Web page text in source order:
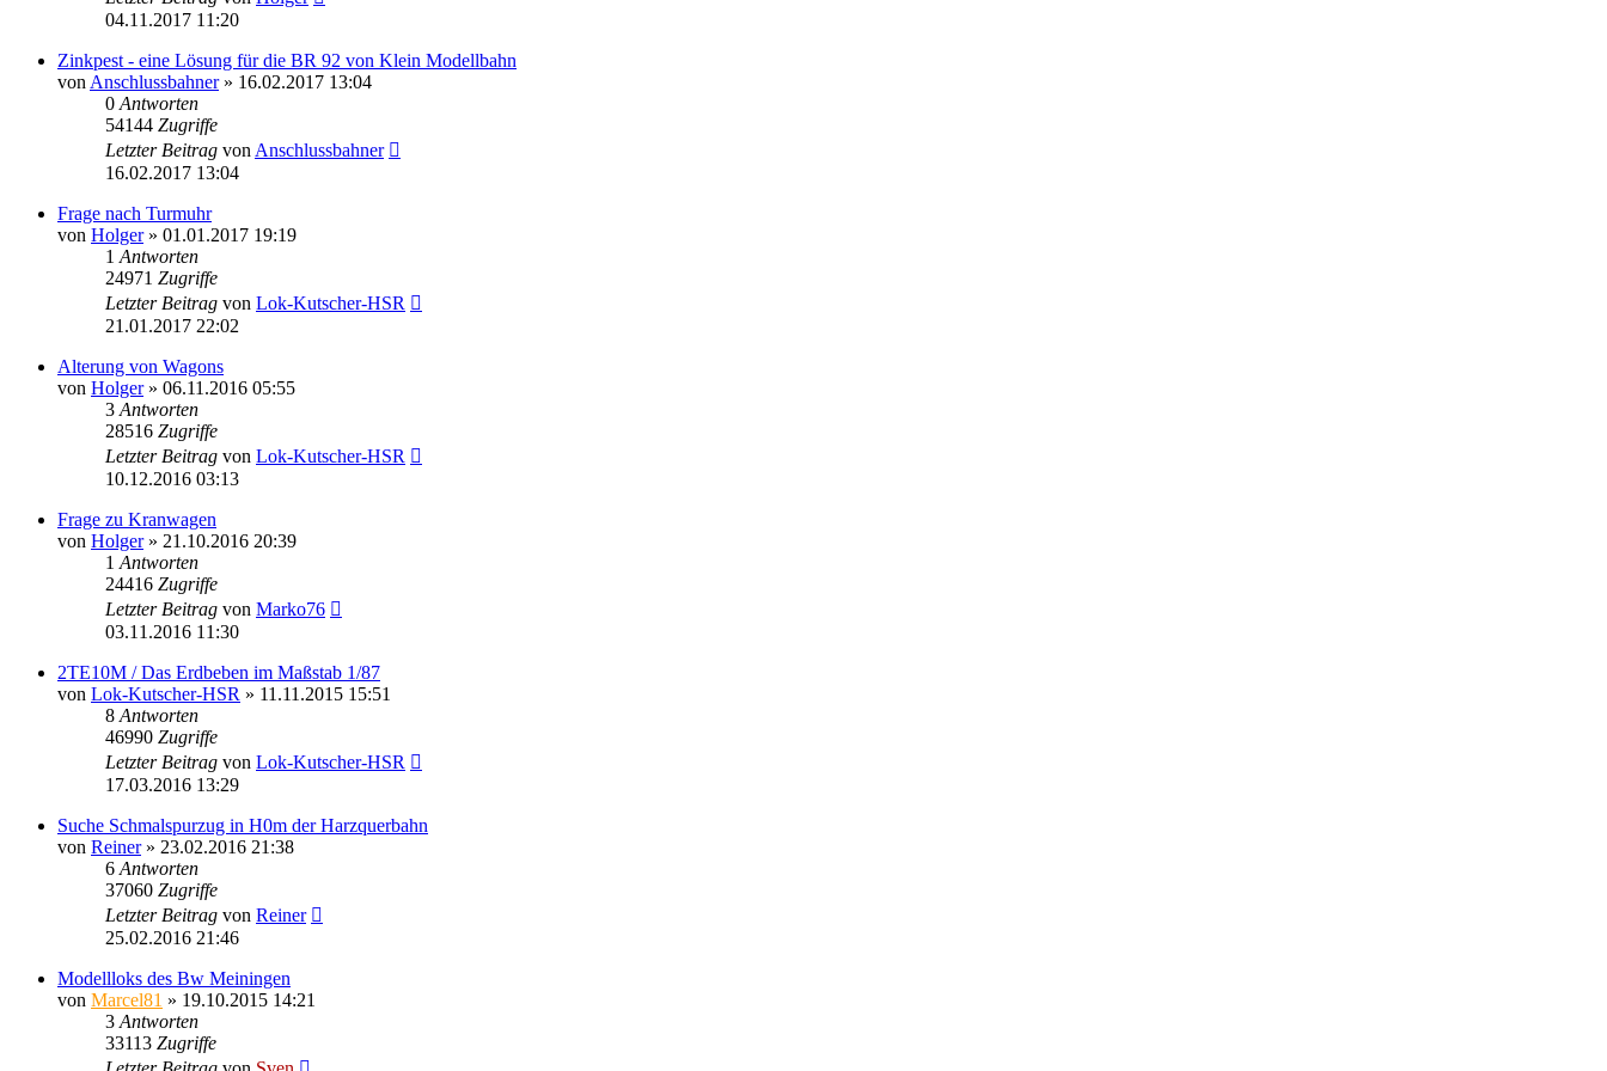
04.11.2017 11:20
Zinkpest - eine Lösung für die BR 92 von Klein Modellbahn
von Anschlussbahner» 16.02.2017 13:04
0 Antworten
54144 Zugriffe
Letzter Beitrag von Anschlussbahner
16.02.2017 13:04
Frage nach Turmuhr
von Holger» 01.01.2017 19:19
1 Antworten
24971 Zugriffe
Letzter Beitrag von Lok-Kutscher-HSR
21.01.2017 22:02
Alterung von Wagons
von Holger» 06.11.2016 05:55
3 Antworten
28516 Zugriffe
Letzter Beitrag von Lok-Kutscher-HSR
10.12.2016 03:13
Frage zu Kranwagen
von Holger» 21.10.2016 20:39
1 Antworten
24416 Zugriffe
Letzter Beitrag von Marko76
03.11.2016 11:30
2TE10M / Das Erdbeben im Maßstab 1/87
von Lok-Kutscher-HSR » 11.11.2015 15:51
8 Antworten
46990 Zugriffe
Letzter Beitrag von Lok-Kutscher-HSR
17.03.2016 13:29
Suche Schmalspurzug in H0m der Harzquerbahn
von Reiner» 23.02.2016 21:38
6 Antworten
37060 Zugriffe
Letzter Beitrag von Reiner
25.02.2016 21:46
Modellloks des Bw Meiningen
von Marcel81 » 19.10.2015 14:21
3 Antworten
33113 Zugriffe